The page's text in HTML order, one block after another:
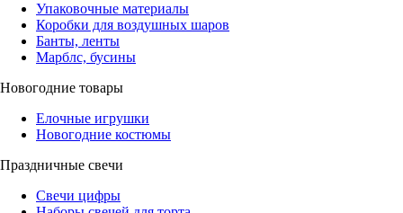
Упаковочные материалы
Коробки для воздушных шаров
Банты, ленты
Марблс, бусины
Новогодние товары
Елочные игрушки
Новогодние костюмы
Праздничные свечи
Свечи цифры